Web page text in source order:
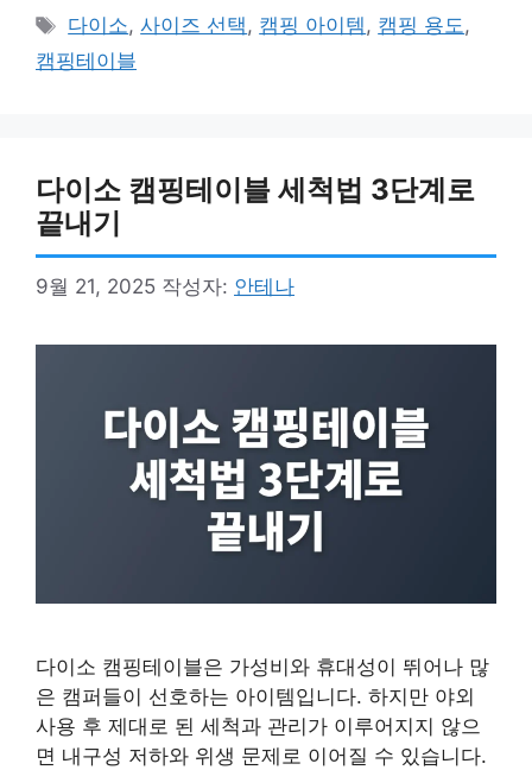
테
리
태
그
다이소,사이즈 선택, 캠핑 아이템, 캠핑 용도,
캠핑테이블
다이소 캠핑테이블 세척법 3단계로
끝내기
9월 21, 2025 작성자: 안테나
다이소 캠핑테이블은 가성비와 휴대성이 뛰어나 많
은 캠퍼들이 선호하는 아이템입니다. 하지만 야외
사용 후 제대로 된 세척과 관리가 이루어지지 않으
면 내구성 저하와 위생 문제로 이어질 수 있습니다.